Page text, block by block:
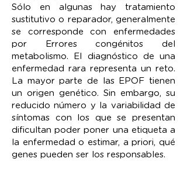
Sólo en algunas hay tratamiento
sustitutivo o reparador, generalmente
se corresponde con enfermedades
por Errores congénitos del
metabolismo. El diagnóstico de una
enfermedad rara representa un reto.
La mayor parte de las EPOF tienen
un origen genético. Sin embargo, su
reducido número y la variabilidad de
síntomas con los que se presentan
dificultan poder poner una etiqueta a
la enfermedad o estimar, a priori, qué
genes pueden ser los responsables.